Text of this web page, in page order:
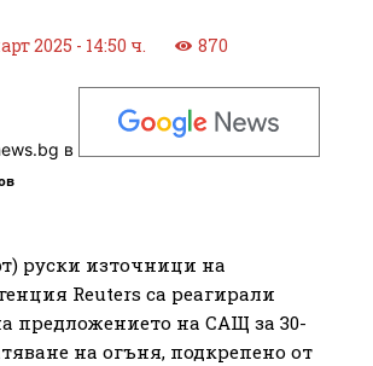
2025 - 14:50 ч. 870
в
руски източници на
Reuters са реагирали
предложението на САЩ за 30-
на огъня, подкрепено от